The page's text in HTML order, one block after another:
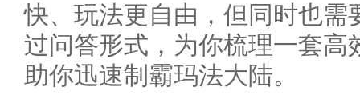
快、玩法更自由，但同时也需
过问答形式，为你梳理一套高
助你迅速制霸玛法大陆。